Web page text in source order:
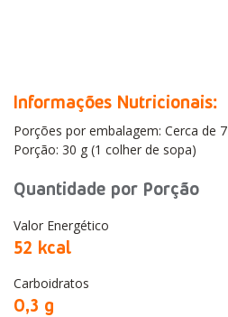
Informações Nutricionais:
Porções por embalagem: Cerca de 7
Porção: 30 g (1 colher de sopa)
Quantidade por Porção
Valor Energético
52 kcal
Carboidratos
0,3 g